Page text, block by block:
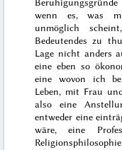
wenn es, was
unmöglich
Bedeutendes zu
Lage nicht anders
eine eben so
eine wovon ich
Leben, mit Frau
also eine
entweder eine
wäre, eine